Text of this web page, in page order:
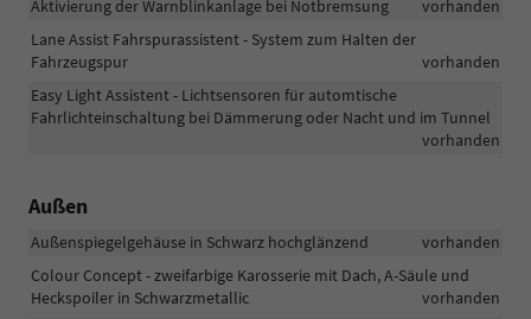
Aktivierung der Warnblinkanlage bei Notbremsung
vorhanden
Lane Assist Fahrspurassistent - System zum Halten der
Fahrzeugspur
vorhanden
Easy Light Assistent - Lichtsensoren für automtische
Fahrlichteinschaltung bei Dämmerung oder Nacht und im Tunnel
vorhanden
Außen
Außenspiegelgehäuse in Schwarz hochglänzend
vorhanden
Colour Concept - zweifarbige Karosserie mit Dach, A-Säule und
Heckspoiler in Schwarzmetallic
vorhanden